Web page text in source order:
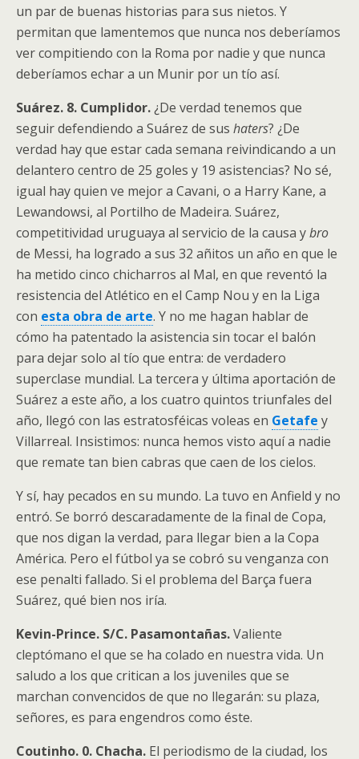
un par de buenas historias para sus nietos. Y
permitan que lamentemos que nunca nos deberíamos
ver compitiendo con la Roma por nadie y que nunca
deberíamos echar a un Munir por un tío así.
Suárez. 8. Cumplidor. ¿De verdad tenemos que
seguir defendiendo a Suárez de sus haters? ¿De
verdad hay que estar cada semana reivindicando a un
delantero centro de 25 goles y 19 asistencias? No sé,
igual hay quien ve mejor a Cavani, o a Harry Kane, a
Lewandowsi, al Portilho de Madeira. Suárez,
competitividad uruguaya al servicio de la causa ybro
de Messi, ha logrado a sus 32 añitos un año en que le
ha metido cinco chicharros al Mal, en que reventó la
resistencia del Atlético en el Camp Nou y en la Liga
con esta obra de arte. Y no me hagan hablar de
cómo ha patentado la asistencia sin tocar el balón
para dejar solo al tío que entra: de verdadero
superclase mundial. La tercera y última aportación de
Suárez a este año, a los cuatro quintos triunfales del
año, llegó con las estratosféicas voleas en Getafe y
Villarreal. Insistimos: nunca hemos visto aquí a nadie
que remate tan bien cabras que caen de los cielos.
Y sí, hay pecados en su mundo. La tuvo en Anfield y no
entró. Se borró descaradamente de la final de Copa,
que nos digan la verdad, para llegar bien a la Copa
América. Pero el fútbol ya se cobró su venganza con
ese penalti fallado. Si el problema del Barça fuera
Suárez, qué bien nos iría.
Kevin-Prince. S/C. Pasamontañas.Valiente
cleptómano el que se ha colado en nuestra vida. Un
saludo a los que critican a los juveniles que se
marchan convencidos de que no llegarán: su plaza,
señores, es para engendros como éste.
Coutinho. 0. Chacha. El periodismo de la ciudad, los